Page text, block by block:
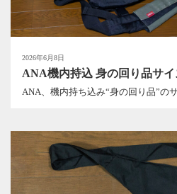
2026年6月8日
ANA機内持込 身の回り品サ
ANA、機内持ち込み“身の回り品”の